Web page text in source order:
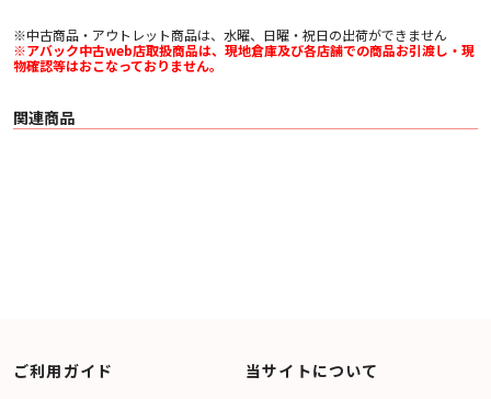
※中古商品・アウトレット商品は、水曜、日曜・祝日の出荷ができません
※アバック中古web店取扱商品は、現地倉庫及び各店舗での商品お引渡し・現
物確認等はおこなっておりません。
関連商品
ご利用ガイド 当サイトについて